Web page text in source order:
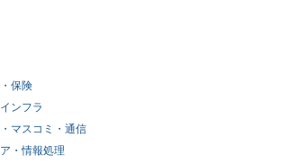
保険
ンフラ
マスコミ・通信
・情報処理